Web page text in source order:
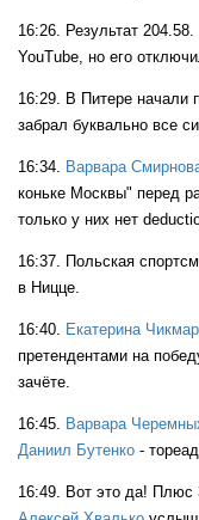
16:26. Результат
YouTube, но его
16:29. В Питере начали
забрал буквально все
16:34. Варвара
коньке Москвы" перед
только у них нет
16:37. Польская
в Ницце.
16:40. Екатерина
претендентами на
зачёте.
16:45. Варвара
Даниил Бутенко -
16:49. Вот это да! Плюс